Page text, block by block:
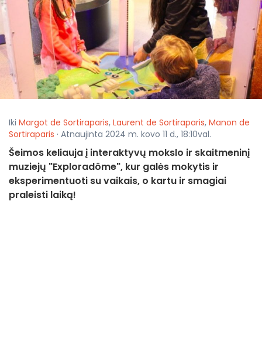
Iki Margot de Sortiraparis, Laurent de Sortiraparis, Manon de
Sortiraparis · Atnaujinta 2024 m. kovo 11 d., 18:10val.
Šeimos keliauja į interaktyvų mokslo ir skaitmeninį
muziejų "Exploradôme", kur galės mokytis ir
eksperimentuoti su vaikais, o kartu ir smagiai
praleisti laiką!